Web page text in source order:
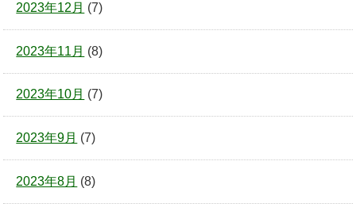
2023年12月 (7)
2023年11月 (8)
2023年10月 (7)
2023年9月 (7)
2023年8月 (8)